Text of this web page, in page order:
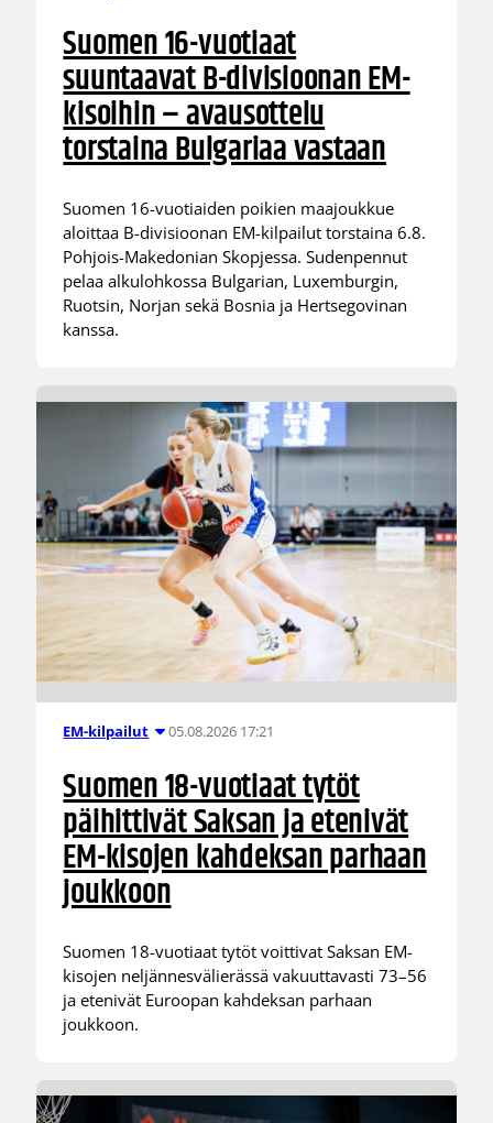
Suomen 16-vuotiaat
suuntaavat B-divisioonan EM-
kisoihin – avausottelu
torstaina Bulgariaa vastaan
Suomen 16-vuotiaiden poikien maajoukkue
aloittaa B-divisioonan EM-kilpailut torstaina 6.8.
Pohjois-Makedonian Skopjessa. Sudenpennut
pelaa alkulohkossa Bulgarian, Luxemburgin,
Ruotsin, Norjan sekä Bosnia ja Hertsegovinan
kanssa.
EM-kilpailut 05.08.2026 17:21
Suomen 18-vuotiaat tytöt
päihittivät Saksan ja etenivät
EM-kisojen kahdeksan parhaan
joukkoon
Suomen 18-vuotiaat tytöt voittivat Saksan EM-
kisojen neljännesvälierässä vakuuttavasti 73–56
ja etenivät Euroopan kahdeksan parhaan
joukkoon.